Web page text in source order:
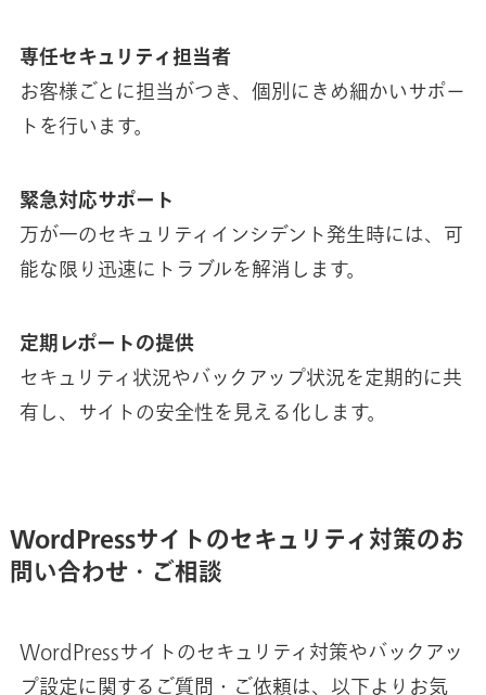
専任セキュリティ担当者
お客様ごとに担当がつき、個別にきめ細かいサポー
トを行います。
緊急対応サポート
万が一のセキュリティインシデント発生時には、可
能な限り迅速にトラブルを解消します。
定期レポートの提供
セキュリティ状況やバックアップ状況を定期的に共
有し、サイトの安全性を見える化します。
WordPressサイトのセキュリティ対策のお
問い合わせ・ご相談
WordPressサイトのセキュリティ対策やバックアッ
プ設定に関するご質問・ご依頼は、以下よりお気